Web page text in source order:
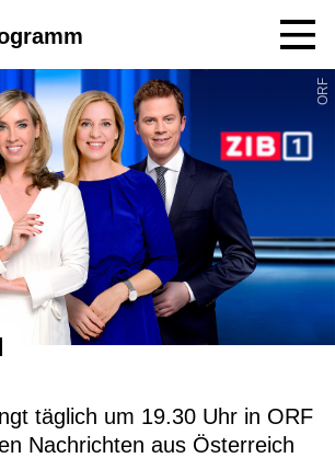
Bild
ORF
täglich um 19.30 Uhr in ORF
Nachrichten aus Österreich